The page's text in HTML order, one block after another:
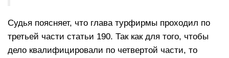
Судья поясняет, что глава турфирмы проходил по
третьей части статьи 190. Так как для того, чтобы
дело квалифицировали по четвертой части, то